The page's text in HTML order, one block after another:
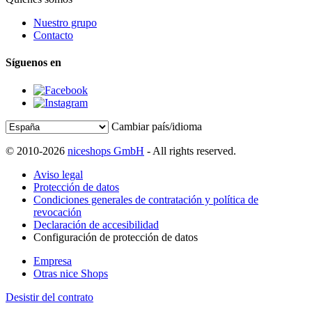
Nuestro grupo
Contacto
Síguenos en
Cambiar país/idioma
© 2010-2026 niceshops GmbH - All rights reserved.
Aviso legal
Protección de datos
Condiciones generales de contratación y política de
revocación
Declaración de accesibilidad
Configuración de protección de datos
Empresa
Otras nice Shops
Desistir del contrato